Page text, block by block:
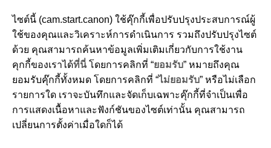
D180-086
โหมดชัตเตอร์
คุณสามารถเลือกวิธีการลั่นชัตเตอร์ได้
ไซต์นี้ (cam.start.canon) ใช้คุ๊กกี้เพื่อปรับปรุงประสบการณ์ผู้
ใช้ของคุณและวิเคราะห์การดำเนินการ รวมถึงปรับปรุงไซต์
ด้วย คุณสามารถค้นหาข้อมูลเพิ่มเติมเกี่ยวกับการใช้งาน
คุกกี้ของเราได้ที่นี่โดยการคลิกที่ “ยอมรับ” หมายถึงคุณ
ยอมรับคุ๊กกี้ทั้งหมด โดยการคลิกที่ “ไม่ยอมรับ” หรือไม่เลือก
รายการใด เราจะบันทึกและจัดเก็บเฉพาะคุ๊กกี้ที่จำเป็นเพื่อ
การแสดงเนื้อหาและฟังก์ชันของไซต์เท่านั้น คุณสามารถ
เปลี่ยนการตั้งค่าเมื่อใดก็ได้